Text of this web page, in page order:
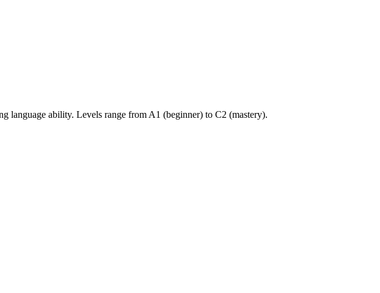
language ability. Levels range from A1 (beginner) to C2 (mastery).